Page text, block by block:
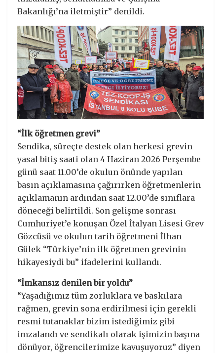
Bakanlığı’na iletmiştir” denildi.
“İlk öğretmen grevi”
Sendika, süreçte destek olan herkesi grevin
yasal bitiş saati olan 4 Haziran 2026 Perşembe
günü saat 11.00’de okulun önünde yapılan
basın açıklamasına çağırırken öğretmenlerin
açıklamanın ardından saat 12.00’de sınıflara
döneceği belirtildi. Son gelişme sonrası
Cumhuriyet’e konuşan Özel İtalyan Lisesi Grev
Gözcüsü ve okulun tarih öğretmeni İlhan
Gülek “Türkiye’nin ilk öğretmen grevinin
hikayesiydi bu” ifadelerini kullandı.
“İmkansız denilen bir yoldu”
“Yaşadığımız tüm zorluklara ve baskılara
rağmen, grevin sona erdirilmesi için gerekli
resmi tutanaklar bizim istediğimiz gibi
imzalandı ve sendikalı olarak işimizin başına
dönüyor, öğrencilerimize kavuşuyoruz” diyen